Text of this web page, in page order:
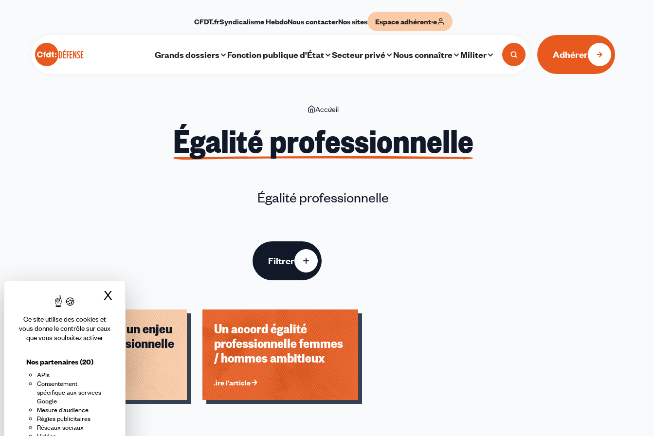
Ce site utilise des cookies et
vous donne le contrôle sur ceux
que vous souhaitez activer
Nos partenaires(20)
APIs
Consentement
spécifique aux services
Google
Mesure d'audience
Régies publicitaires
Réseaux sociaux
X
DÉFENSE
CFDT.frSyndicalisme HebdoNous contacterNos sites Espace adhérent·e
Grands dossiers Fonction publique d'État Secteur privé Nous connaître Militer Adhérer
VousAccueil
Égalité professionnelle
Égalité professionnelle
Filtrer
Thématiques
Égalité professionnelle
La parentalité - un enjeu
d'égalité professionnelle
Lire l'article
Un accord égalité
professionnelle femmes
/ hommes ambitieux
Lire l'article